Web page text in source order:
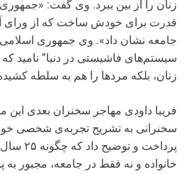
زنان را از بین ببرد. وی گفت:
قدرت برای خودش ساخت که از
جامعه نشان داد». وی جمهوری اسلامی
سیستم‌های فاشیستی در دنیا” نامید که
زنان، بلکه مردها را هم به سلطه
فریبا داودی مهاجر سخنران بعدی این
سخنرانی به تشریح تجربه‌ی شخصی
پرداخت
خانواده و نه فقط در جامعه، مجبور